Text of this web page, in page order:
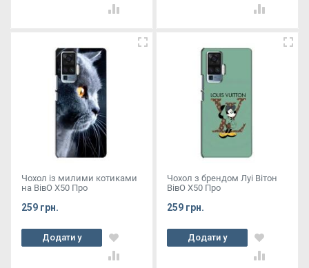
Чохол із милими котиками
на ВівО X50 Про
259 грн.
Додати у
кошик
Чохол з брендом Луі Вітон
ВівО X50 Про
259 грн.
Додати у
кошик